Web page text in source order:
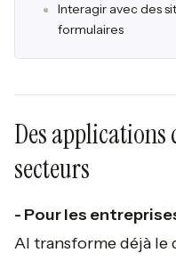
Interagir avec des
formulaires
Des applications
secteurs
- Pour les
AI transforme déjà le